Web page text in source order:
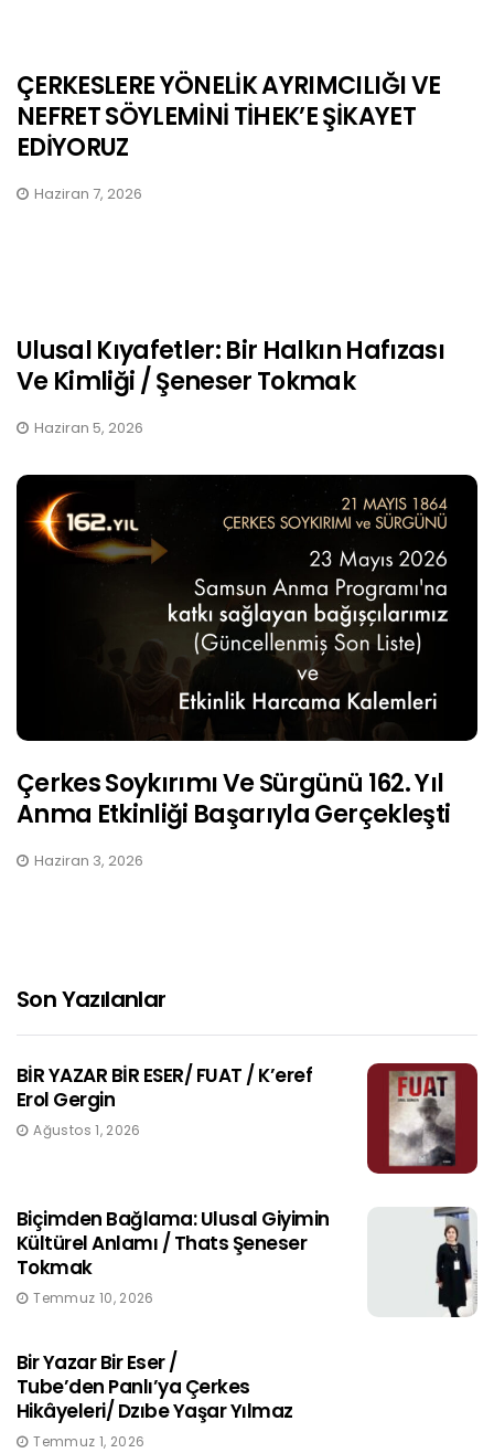
ÇERKESLERE YÖNELİK AYRIMCILIĞI VE
NEFRET SÖYLEMİNİ TİHEK’E ŞİKAYET
EDİYORUZ
Haziran 7, 2026
Ulusal Kıyafetler: Bir Halkın Hafızası
Ve Kimliği / Şeneser Tokmak
Haziran 5, 2026
Çerkes Soykırımı Ve Sürgünü 162. Yıl
Anma Etkinliği Başarıyla Gerçekleşti
Haziran 3, 2026
Son Yazılanlar
BİR YAZAR BİR ESER/ FUAT / K’eref
Erol Gergin
Ağustos 1, 2026
Biçimden Bağlama: Ulusal Giyimin
Kültürel Anlamı / Thats Şeneser
Tokmak
Temmuz 10, 2026
Bir Yazar Bir Eser /
Tube’den Panlı’ya Çerkes
Hikâyeleri/ Dzıbe Yaşar Yılmaz
Temmuz 1, 2026